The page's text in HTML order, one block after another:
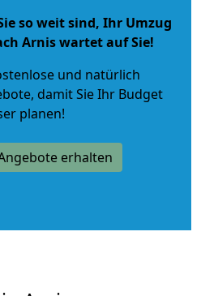
so weit sind, Ihr Umzug
Arnis wartet auf Sie!
und natürlich
, damit Sie Ihr Budget
planen!
erhalten